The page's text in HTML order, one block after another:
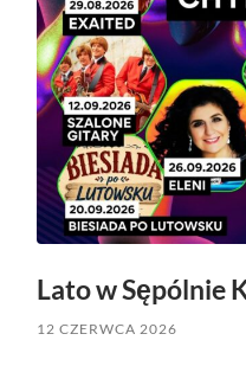
Lato w Sępólnie
12 CZERWCA 2026